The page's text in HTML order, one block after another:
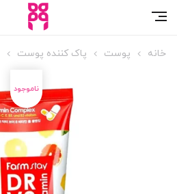
خانه پوست پاک کننده پوست